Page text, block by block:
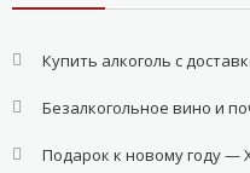
Купить алкоголь с
Безалкогольное вино и
Подарок к новому году —